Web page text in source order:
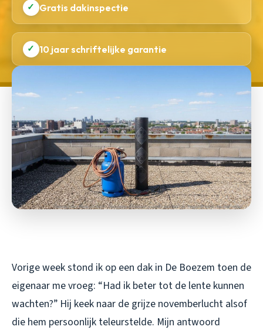
✓ Gratis dakinspectie
✓ 10 jaar schriftelijke garantie
Vorige week stond ik op een dak in De Boezem toen de
eigenaar me vroeg: “Had ik beter tot de lente kunnen
wachten?” Hij keek naar de grijze novemberlucht alsof
die hem persoonlijk teleurstelde. Mijn antwoord